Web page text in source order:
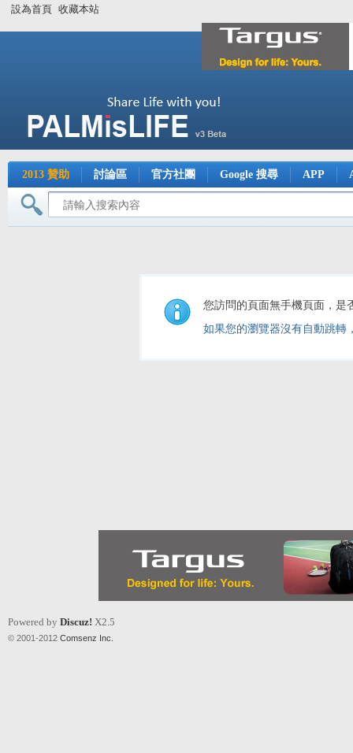
設為首頁 收藏本站
2013 贊助 討論區 官方社團 Google 搜尋 APP
您訪問的頁面無手機頁面，是
如果您的瀏覽器沒有自動跳轉
Powered by Discuz! X2.5
© 2001-2012 Comsenz Inc.